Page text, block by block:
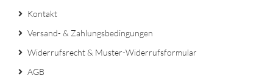
Kontakt
Versand- & Zahlungsbedingungen
Widerrufsrecht & Muster-Widerrufsformular
AGB